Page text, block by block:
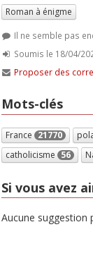
Roman à énigme
Il ne semble pas
Soumis le 18/04/
Proposer des
Mots-clés
France 21770
catholicisme 56
Si vous avez
Aucune suggestion